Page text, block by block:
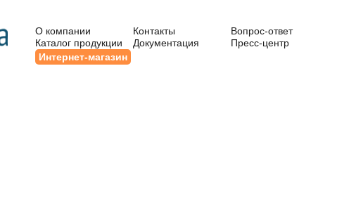
О компании Контакты
Вопрос-ответ
Каталог продукции
Документация
Пресс-центр
Интернет-магазин